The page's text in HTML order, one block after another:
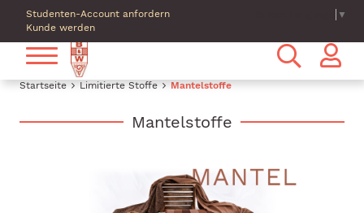
Studenten-Account anfordern
Kunde werden
▼
Startseite Limitierte Stoffe Mantelstoffe
Mantelstoffe